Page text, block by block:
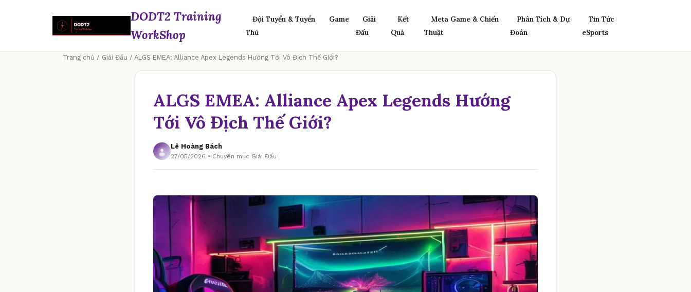
DODT2 Training
WorkShop
Đội Tuyển & Tuyển
Thủ
Game
Giải
Đấu
Kết
Quả
Meta Game & Chiến
Thuật
Phân Tích & Dự
Đoán
Tin Tức
eSports
Trang chủ / Giải Đấu / ALGS EMEA: Alliance Apex Legends Hướng Tới Vô Địch Thế Giới?
ALGS EMEA: Alliance Apex Legends Hướng
Tới Vô Địch Thế Giới?
Lê Hoàng Bách
27/05/2026 • Chuyên mục Giải Đấu